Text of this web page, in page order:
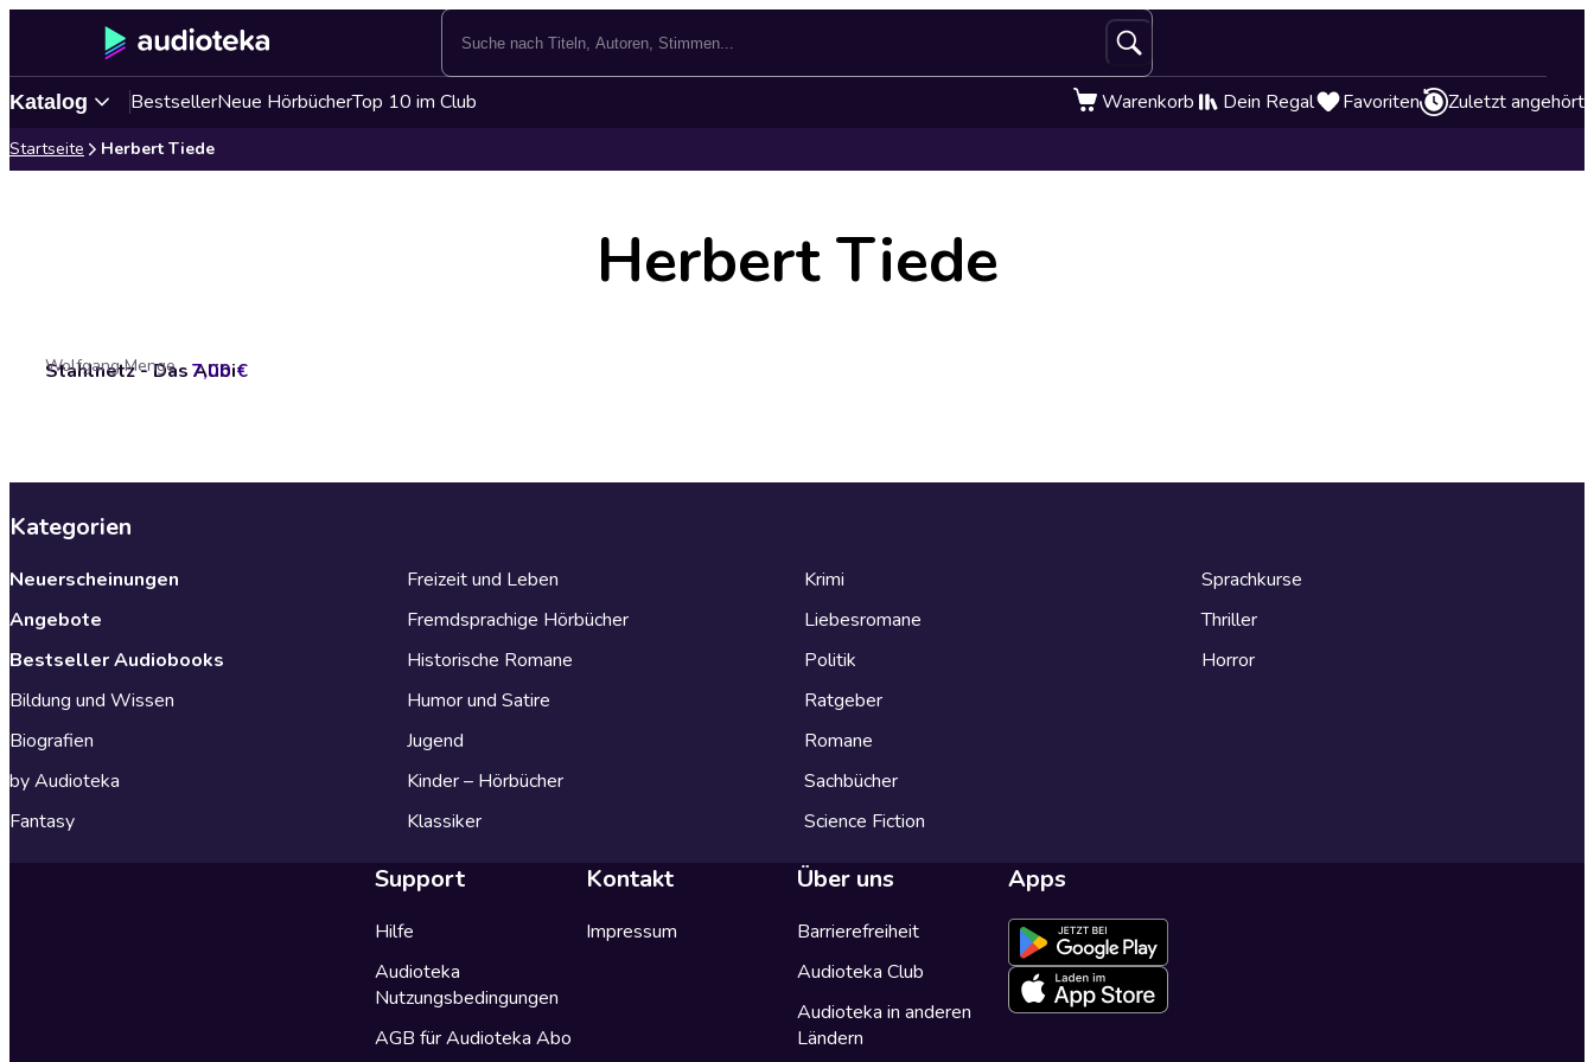
Katalog BestsellerNeue HörbücherTop 10 im Club Warenkorb Dein Regal Favoriten Zuletzt angehört
Startseite Herbert Tiede
Herbert Tiede
Stahlnetz - Das Alibi
Wolfgang Menge 7,00 €
Kategorien
Neuerscheinungen
Angebote
Bestseller Audiobooks
Bildung und Wissen
Biografien
by Audioteka
Fantasy
Freizeit und Leben
Fremdsprachige Hörbücher
Historische Romane
Humor und Satire
Jugend
Kinder – Hörbücher
Klassiker
Krimi
Liebesromane
Politik
Ratgeber
Romane
Sachbücher
Science Fiction
Sprachkurse
Thriller
Horror
Support
Hilfe
Audioteka
Nutzungsbedingungen
AGB für Audioteka Abo
Kontakt
Impressum
Über uns
Barrierefreiheit
Audioteka Club
Audioteka in anderen
Ländern
Apps